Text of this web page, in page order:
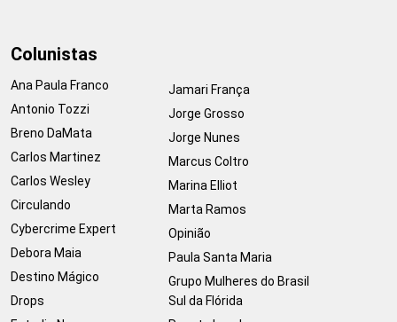
Colunistas
Ana Paula Franco
Antonio Tozzi
Breno DaMata
Carlos Martinez
Carlos Wesley
Circulando
Cybercrime Expert
Debora Maia
Destino Mágico
Drops
Jamari França
Jorge Grosso
Jorge Nunes
Marcus Coltro
Marina Elliot
Marta Ramos
Opinião
Paula Santa Maria
Grupo Mulheres do Brasil
Sul da Flórida